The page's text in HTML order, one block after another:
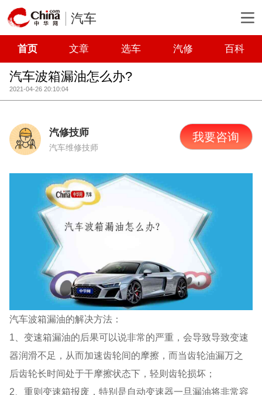
汽车
首页 文章 选车 汽修 百科
汽车波箱漏油怎么办?
2021-04-26 20:10:04
汽修技师
汽车维修技师
我要咨询
汽车波箱漏油的解决方法：
1、变速箱漏油的后果可以说非常的严重，会导致导致变速
器润滑不足，从而加速齿轮间的摩擦，而当齿轮油漏万之
后齿轮长时间处于干摩擦状态下，轻则齿轮损坏；
2、重则变速箱报废，特别是自动变速器一旦漏油将非常容